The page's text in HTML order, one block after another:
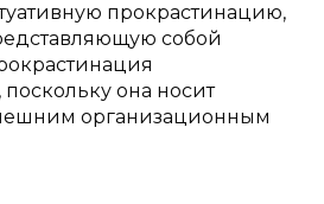
прокрастинацию,
собой
она носит
организационным